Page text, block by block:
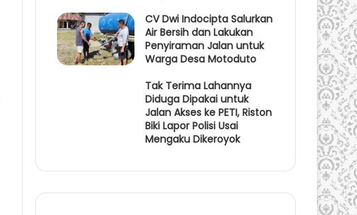
CV Dwi Indocipta Salurkan
Air Bersih dan Lakukan
Penyiraman Jalan untuk
Warga Desa Motoduto
Tak Terima Lahannya
Diduga Dipakai untuk
Jalan Akses ke PETI, Riston
Biki Lapor Polisi Usai
Mengaku Dikeroyok